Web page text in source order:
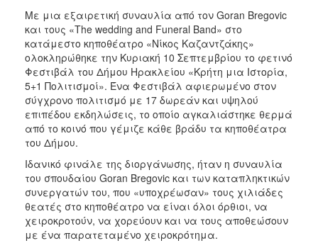
ΠΟΛΗ
Με μια εξαιρετική συναυλία από τον Goran Bregovic
και τους «The wedding and Funeral Band» στο
κατάμεστο κηποθέατρο «Νίκος Καζαντζάκης»
ολοκληρώθηκε την Κυριακή 10 Σεπτεμβρίου το φετινό
Φεστιβάλ του Δήμου Ηρακλείου «Κρήτη μια Ιστορία,
5+1 Πολιτισμοί». Ένα Φεστιβάλ αφιερωμένο στον
σύγχρονο πολιτισμό με 17 δωρεάν και υψηλού
επιπέδου εκδηλώσεις, το οποίο αγκαλιάστηκε θερμά
από το κοινό που γέμιζε κάθε βράδυ τα κηποθέατρα
του Δήμου.
Ιδανικό φινάλε της διοργάνωσης, ήταν η συναυλία
του σπουδαίου Goran Bregovic και των καταπληκτικών
συνεργατών του, που «υποχρέωσαν» τους χιλιάδες
θεατές στο κηποθέατρο να είναι όλοι όρθιοι, να
χειροκροτούν, να χορεύουν και να τους αποθεώσουν
με ένα παρατεταμένο χειροκρότημα.